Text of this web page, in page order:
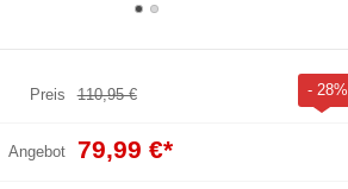
Preis 110,95 € - 28%
Angebot 79,99 €*